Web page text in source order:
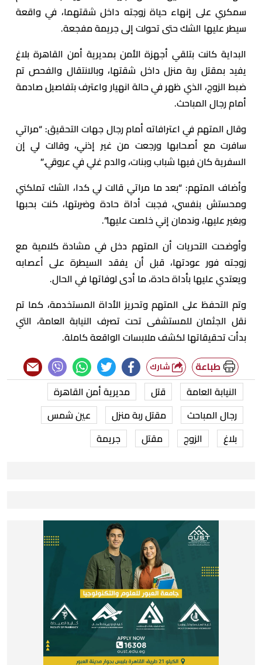
سمكري على إنهاء حياة زوجته داخل شقتهما، في واقعة
سيطر عليها الشك حتى تحولت إلى جريمة مفجعة.
البداية كانت بتلقي أجهزة الأمن بمديرية أمن القاهرة بلاغ
يفيد بمقتل ربة منزل داخل شقتها، وبالانتقال والفحص تم
ضبط الزوج، الذي ظهر في حالة انهيار واعترف بتفاصيل صادمة
أمام رجال المباحث.
وقال المتهم في اعترافاته أمام رجال جهات التحقيق: “مراتي
سافرت مع أصحابها ورجعت من غير إذني، وقالت لي إن
السفرية كان فيها شباب وبنات، والدم غلي في عروقي.”
وأضاف المتهم: “بعد ما مراتي قالت لي كدا، الشك تملكني
ومحستش بنفسي، فجبت أداة حادة وضربتها، كنت بحبها
وبغير عليها، وندمان إني خلصت عليها”.
وأوضحت التحريات أن المتهم دخل في مشادة كلامية مع
زوجته فور عودتها، قبل أن يفقد السيطرة على أعصابه
ويعتدي عليها بأداة حادة، ما أدى لوفاتها في الحال.
وتم التحفظ على المتهم وتحريز الأداة المستخدمة، كما تم
نقل الجثمان للمستشفى تحت تصرف النيابة العامة، التي
بدأت تحقيقاتها لكشف ملابسات الواقعة كاملة.
طباعة
النيابة العامة قتل
مديرية أمن القاهرة
رجال المباحث
مقتل ربة منزل
عين شمس
بلاغ
الزوج مقتل جريمة